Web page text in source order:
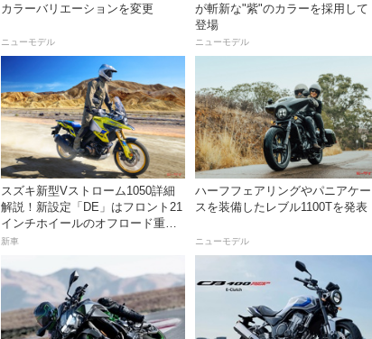
カラーバリエーションを変更
ニューモデル
が斬新な"紫"のカラーを採用して
登場
ニューモデル
スズキ新型Vストローム1050詳細
解説！新設定「DE」はフロント21
インチホイールのオフロード重視
モデル
新車
ハーフフェアリングやパニアケー
スを装備したレブル1100Tを発表
ニューモデル